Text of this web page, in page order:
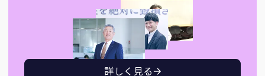
詳しく見る